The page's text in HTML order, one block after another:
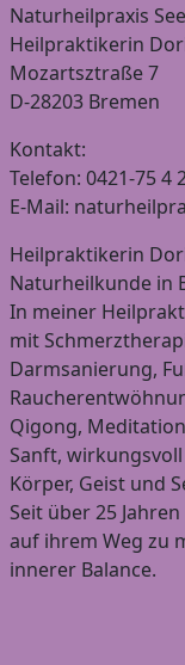
Naturheilpraxis
Heilpraktikerin
Mozartsztraße 7
D-28203 Bremen
Kontakt:
Telefon: 0421-75 4
E-Mail:
Heilpraktikerin
Naturheilkunde in
In meiner
mit
Darmsanierung,
Qigong,
Sanft,
Körper, Geist und
Seit über 25
auf ihrem Weg zu
innerer Balance.